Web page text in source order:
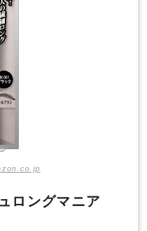
ロングマニア